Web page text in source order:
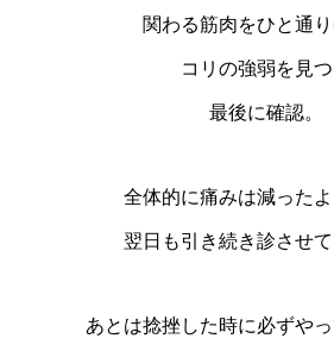
関わる筋肉をひと通
コリの強弱を見
最後に確認。
全体的に痛みは減った
翌日も引き続き診させて
あとは捻挫した時に必ずや